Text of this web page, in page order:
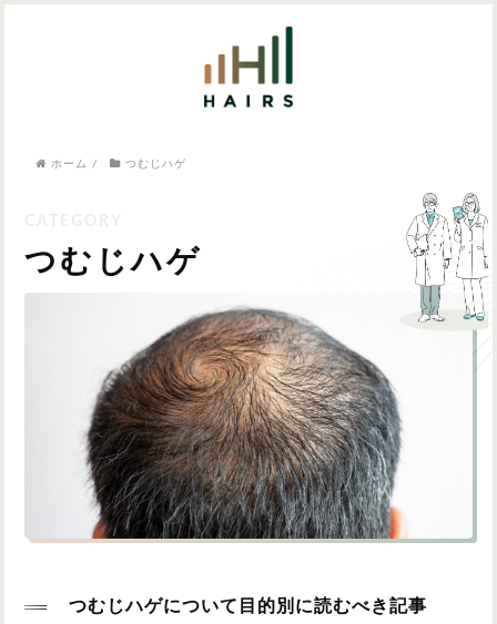
病院・クリニック
植毛
薄毛
育毛剤
発毛
円形脱毛症
お問い合わせ
ホーム / つむじハゲ
つむじハゲ
つむじハゲについて目的別に読むべき記事
気になるワードから記事を探す
AGA M字はげ
つむじハゲ ふけ